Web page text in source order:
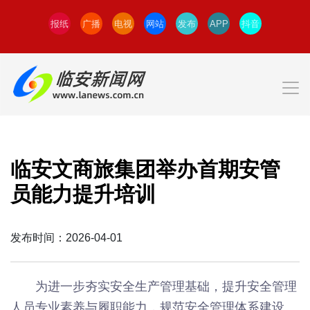
报纸 广播 电视 网站 发布 APP 抖音
临安文商旅集团举办首期安管
员能力提升培训
发布时间：2026-04-01
为进一步夯实安全生产管理基础，提升安全管理
人员专业素养与履职能力，规范安全管理体系建设。